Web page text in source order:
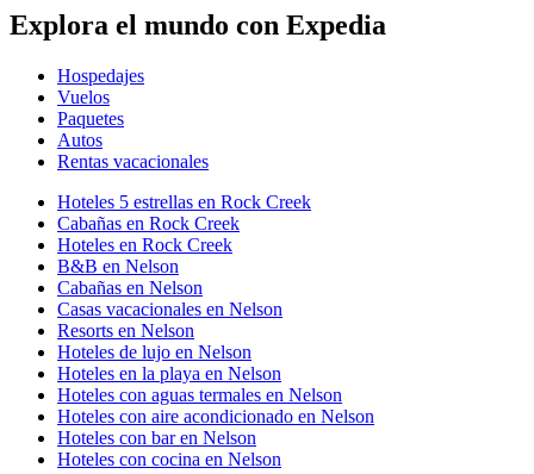
Explora el mundo con Expedia
Hospedajes
Vuelos
Paquetes
Autos
Rentas vacacionales
Hoteles 5 estrellas en Rock Creek
Cabañas en Rock Creek
Hoteles en Rock Creek
B&B en Nelson
Cabañas en Nelson
Casas vacacionales en Nelson
Resorts en Nelson
Hoteles de lujo en Nelson
Hoteles en la playa en Nelson
Hoteles con aguas termales en Nelson
Hoteles con aire acondicionado en Nelson
Hoteles con bar en Nelson
Hoteles con cocina en Nelson